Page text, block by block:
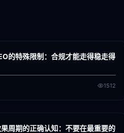
的特殊限制：合规才能走得稳走得
1512
周期的正确认知：不要在最重要的